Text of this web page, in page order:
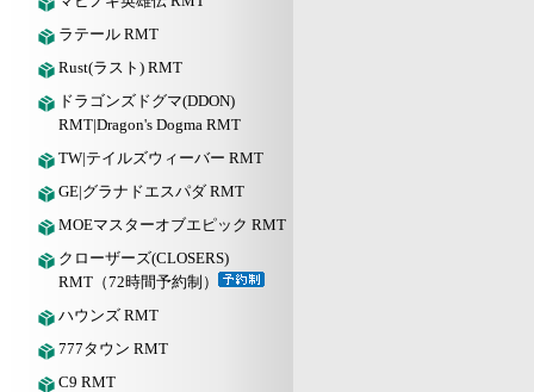
ラテール RMT
Rust(ラスト) RMT
ドラゴンズドグマ(DDON)
RMT|Dragon's Dogma RMT
TW|テイルズウィーバー RMT
GE|グラナドエスパダ RMT
MOEマスターオブエピック RMT
クローザーズ(CLOSERS)
RMT（72時間予約制）
ハウンズ RMT
777タウン RMT
C9 RMT